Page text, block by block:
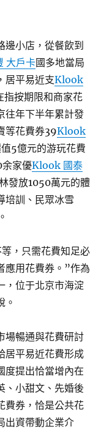
邊小店，從餐飲到
大戶卡國多地當局
居平易近支Klook
指按期限和商家花
往年下半年累計發
等花費券39Klook
5億元的游玩花費
家優Klook 國泰
發放1050萬元的體
培訓、民眾冰雪
，只需花費知足必
應用花費券。”作為
，位于北京市海淀
。
場暢通與花費研討
居平易近花費形成
度提出恰當增內在
、小甜文、先婚後
費券，恰是公共花
出資帶動企業介